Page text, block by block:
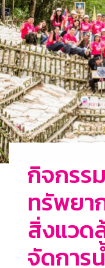
กิจกร
ทรัพยา
สิ่งแวด
จัดการ